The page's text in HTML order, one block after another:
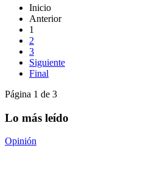
Inicio
Anterior
1
2
3
Siguiente
Final
Página 1 de 3
Lo más leído
Opinión